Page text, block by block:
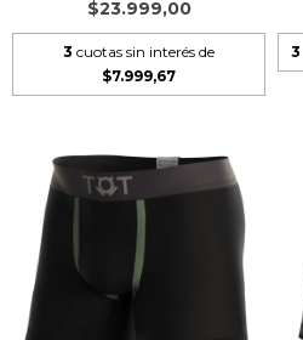
$23.999,00
3 cuotas sin interés de
$7.999,67
3